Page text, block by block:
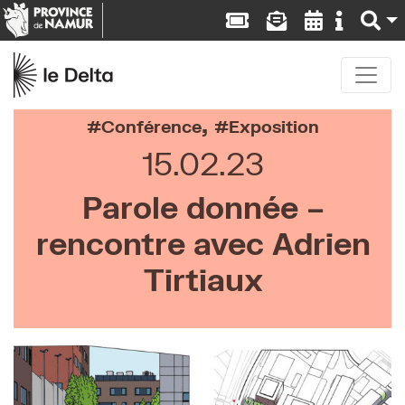
Conférence, Exposition
15.02.23
Parole donnée –
rencontre avec Adrien
Tirtiaux